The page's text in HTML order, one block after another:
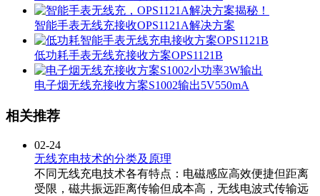
智能手表无线充接收OPS1121A解决方案
低功耗手表无线充接收方案OPS1121B
电子烟无线充接收方案S1002输出5V550mA
相关推荐
02-24
无线充电技术的分类及原理
不同无线充电技术各有特点：电磁感应高效便捷但距离
受限，磁共振远距离传输但成本高，无线电波式传输远